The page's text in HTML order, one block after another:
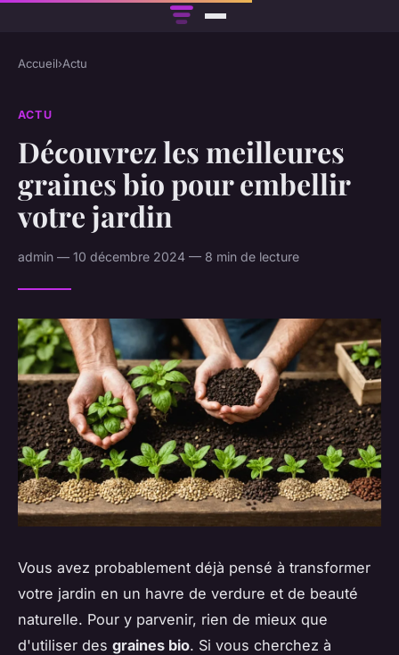
Accueil›Actu
ACTU
Découvrez les meilleures
graines bio pour embellir
votre jardin
admin — 10 décembre 2024 — 8 min de lecture
Vous avez probablement déjà pensé à transformer
votre jardin en un havre de verdure et de beauté
naturelle. Pour y parvenir, rien de mieux que
d'utiliser des graines bio. Si vous cherchez à